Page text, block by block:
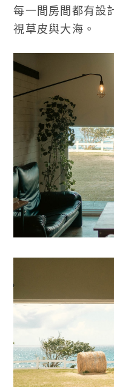
每一間房間都有設
視草皮與大海。